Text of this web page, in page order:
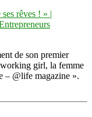
rêves ! » |
dit :
de son premier
girl, la femme
– @life magazine ».